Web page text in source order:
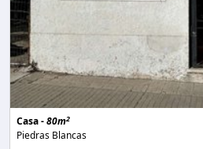
Casa -80m2
Piedras Blancas